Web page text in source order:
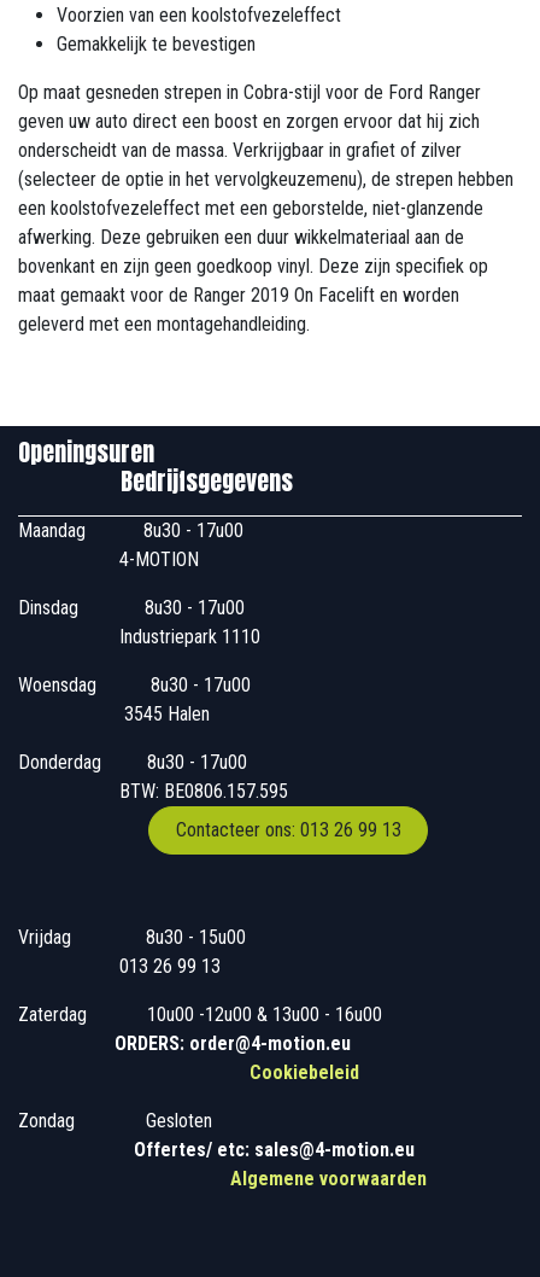
Voorzien van een koolstofvezeleffect
Gemakkelijk te bevestigen
Op maat gesneden strepen in Cobra-stijl voor de Ford Ranger
geven uw auto direct een boost en zorgen ervoor dat hij zich
onderscheidt van de massa. Verkrijgbaar in grafiet of zilver
(selecteer de optie in het vervolgkeuzemenu), de strepen hebben
een koolstofvezeleffect met een geborstelde, niet-glanzende
afwerking. Deze gebruiken een duur wikkelmateriaal aan de
bovenkant en zijn geen goedkoop vinyl. Deze zijn specifiek op
maat gemaakt voor de Ranger 2019 On Facelift en worden
geleverd met een montagehandleiding.
Openingsuren
Bedrijfsgegevens
Maandag
​8u30 - 17u00
4-MOTION
Dinsdag
​8u30 - 17u00
Industriepark 1110
Woensdag
​​​ 8u30 - 17u00
3545 Halen
Donderdag
​​8u30 - 17u00
BTW: BE0806.157.595
Contacteer ons: 013 26 99 13
Vrijdag
​8u30 - 15u00
013 26 99 13
Zaterdag
​10u00 -12u00 & 13u00 - 16u00
ORDERS: order@4-motion.eu
Cookiebeleid
Zondag
​​Gesloten
Offertes/ etc: sales@4-motion.eu
Algemene voorwaarden